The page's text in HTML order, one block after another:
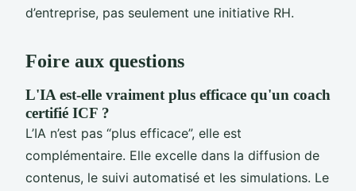
d’entreprise, pas seulement une initiative RH.
Foire aux questions
L'IA est-elle vraiment plus efficace qu'un coach
certifié ICF ?
L’IA n’est pas “plus efficace”, elle est
complémentaire. Elle excelle dans la diffusion de
contenus, le suivi automatisé et les simulations. Le